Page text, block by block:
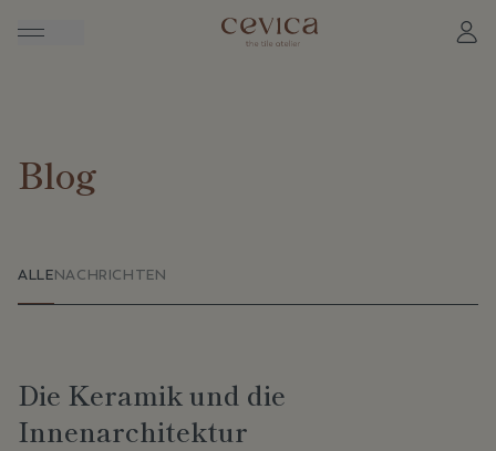
Blog
ALLENACHRICHTEN
Die Keramik und die
Innenarchitektur